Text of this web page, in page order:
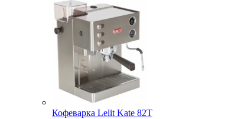
Кофеварка Lelit Kate 82T